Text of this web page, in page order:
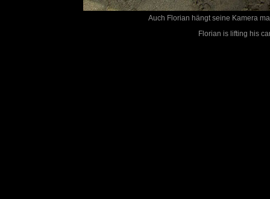
Auch Florian hängt seine Kamera
Florian is lifting his